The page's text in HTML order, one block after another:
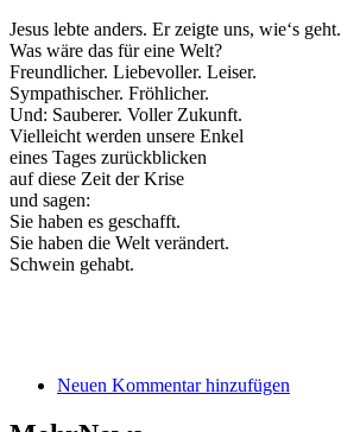
Jesus lebte anders. Er zeigte uns, wie‘s geht.
Was wäre das für eine Welt?
Freundlicher. Liebevoller. Leiser.
Sympathischer. Fröhlicher.
Und: Sauberer. Voller Zukunft.
Vielleicht werden unsere Enkel
eines Tages zurückblicken
auf diese Zeit der Krise
und sagen:
Sie haben es geschafft.
Sie haben die Welt verändert.
Schwein gehabt.
Neuen Kommentar hinzufügen